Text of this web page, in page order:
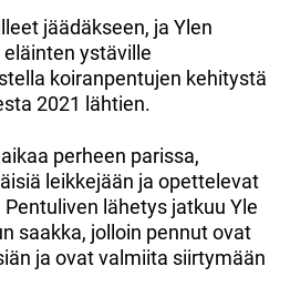
jäädäkseen, ja Ylen
ystäville
koiranpentujen kehitystä
2021 lähtien.
perheen parissa,
leikkejään ja opettelevat
lähetys jatkuu Yle
saakka, jolloin pennut ovat
ja ovat valmiita siirtymään